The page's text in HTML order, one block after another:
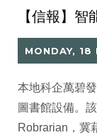
【信報】
MONDAY,
本地科企萬碧
圖書館設備。
Robrarian，冀